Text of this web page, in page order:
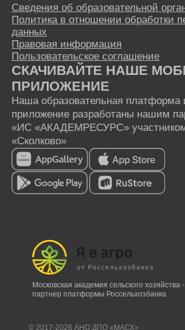
Московская академия сельского хозяйства -
партнер платформы Россельхозбанка
© 2017-2026 АНО ДПО «МАСХ»